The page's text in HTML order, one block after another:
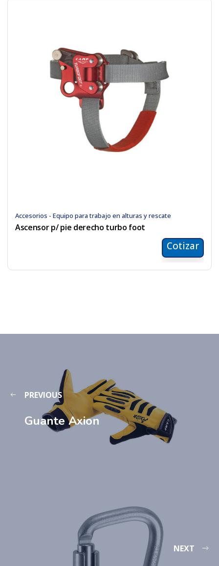
Accesorios - Equipo para trabajo en alturas y rescate
Ascensor p/ pie derecho turbo foot
Cotizar
PREVIOUS
Guante Axion
NEXT